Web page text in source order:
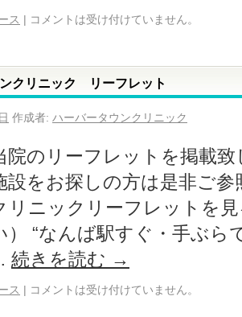
ス | コメントは受け付けていません。
クリニック リーフレット
作成者: ハーバータウンクリニック
院のリーフレットを掲載
設をお探しの方は是非ご
リニックリーフレットを
） “なんば駅すぐ・手ぶら
続きを読む →
ス | コメントは受け付けていません。